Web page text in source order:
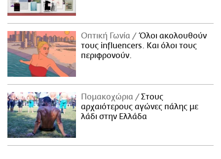
Οπτική Γωνία
Όλοι ακολουθούν
τους influencers. Και όλοι τους
περιφρονούν.
Πομακοχώρια
Στους
αρχαιότερους αγώνες πάλης με
λάδι στην Ελλάδα